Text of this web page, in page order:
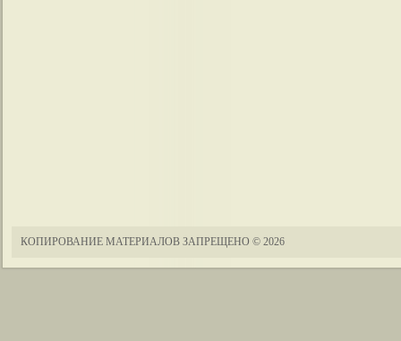
КОПИРОВАНИЕ МАТЕРИАЛОВ ЗАПРЕЩЕНО © 2026